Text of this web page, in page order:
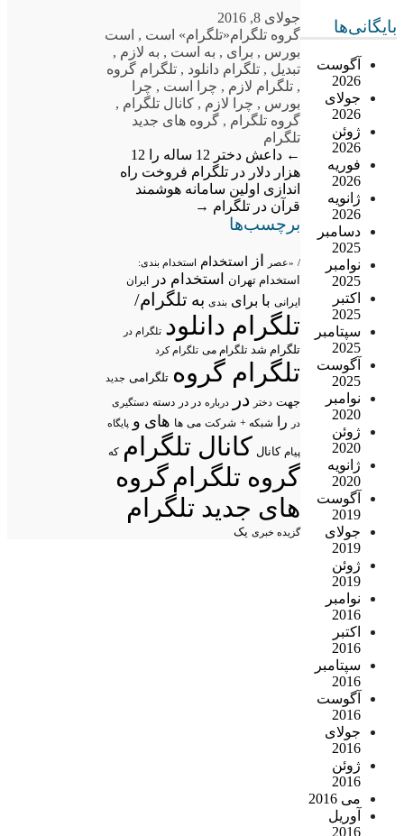
بایگانی‌ها
آگوست
2026
جولای
2026
ژوئن
2026
فوریه
2026
ژانویه
2026
دسامبر
2025
نوامبر
2025
اکتبر
2025
سپتامبر
2025
آگوست
2025
نوامبر
2020
ژوئن
2020
ژانویه
2020
آگوست
2019
جولای
2019
ژوئن
2019
نوامبر
2016
اکتبر
2016
سپتامبر
2016
آگوست
2016
جولای
2016
ژوئن
2016
می 2016
آوریل
2016
جولای 8, 2016
گروه تلگرام«تلگرام» است , است
بورس , برای , به است , به لازم ,
تبدیل , تلگرام دانلود , تلگرام گروه
, تلگرام لازم , چرا است , چرا
بورس , چرا لازم , کانال تلگرام ,
گروه تلگرام , گروه های جدید
تلگرام
←
داعش دختر 12 ساله را 12
هزار دلار در تلگرام فروخت راه
اندازی اولین سامانه هوشمند
قرآن در تلگرام →
برچسب‌ها
/ «عصر از استخدام استخدام بندی:
استخدام تهران استخدام در ایران
ایرانی با برای بندی به تلگرام/
تلگرام دانلود تلگرام در
تلگرام شد تلگرام می تلگرام کرد
تلگرام گروه تلگرامی جدید
جهت دختر در درباره در در دسته دستگیری
در
را شبکه + شرکت می ها های و پایگاه
پیام کانال کانال تلگرام که
گروه تلگرامگروه
های جدید تلگرام
گزیده خبری یک